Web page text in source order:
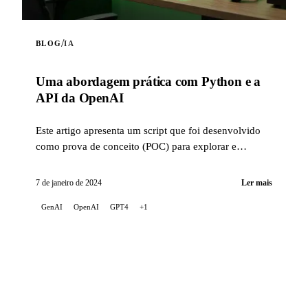
BLOG/IA
Uma abordagem prática com Python e a
API da OpenAI
Este artigo apresenta um script que foi desenvolvido
como prova de conceito (POC) para explorar e
7 de janeiro de 2024 Ler mais
GenAI OpenAI GPT4 +1